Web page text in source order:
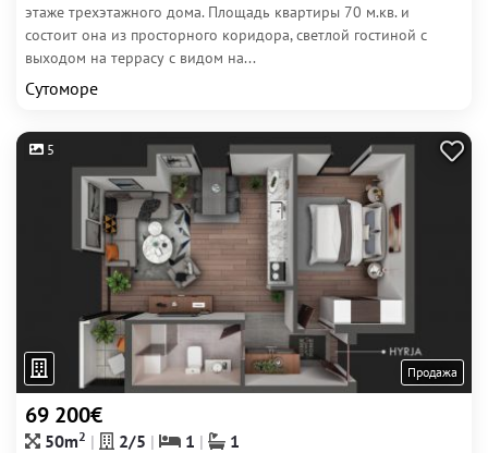
этаже трехэтажного дома. Площадь квартиры 70 м.кв. и
состоит она из просторного коридора, светлой гостиной с
выходом на террасу с видом на...
Сутоморе
5
Продажа
69 200€
50m2 2/5 1
1